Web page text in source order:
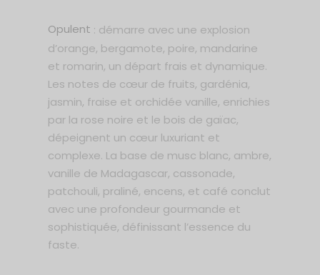
Opulent : démarre avec une explosion
d’orange, bergamote, poire, mandarine
et romarin, un départ frais et dynamique.
Les notes de cœur de fruits, gardénia,
jasmin, fraise et orchidée vanille, enrichies
par la rose noire et le bois de gaïac,
dépeignent un cœur luxuriant et
complexe. La base de musc blanc, ambre,
vanille de Madagascar, cassonade,
patchouli, praliné, encens, et café conclut
avec une profondeur gourmande et
sophistiquée, définissant l’essence du
faste.